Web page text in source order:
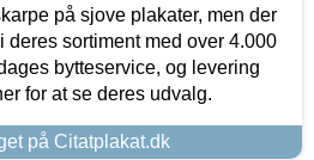
på sjove plakater, men der
deres sortiment med over 4.000
bytteservice, og levering
for at se deres udvalg.
på Citatplakat.dk